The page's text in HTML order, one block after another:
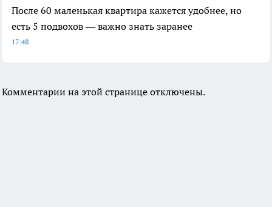
После 60 маленькая квартира кажется удобнее, но
есть 5 подвохов — важно знать заранее
17:48
Комментарии на этой странице отключены.